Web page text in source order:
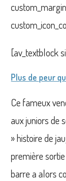
[av_textblock
Plus de peur
Ce fameux
aux juniors de
» histoire de
première
barre a alors